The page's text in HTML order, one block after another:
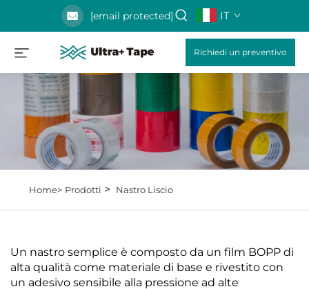
[email protected] IT
Richiedi un preventivo
Home> Prodotti > Nastro Liscio
Un nastro semplice è composto da un film BOPP di
alta qualità come materiale di base e rivestito con
un adesivo sensibile alla pressione ad alte